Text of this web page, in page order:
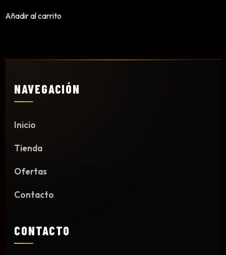
Blowers, Planchas y Tenazas
Otros
Tijeras y Portanavajas
Limpieza y Desinfección
Añadir al carrito
NAVEGACIÓN
Inicio
Tienda
Ofertas
Contacto
CONTACTO